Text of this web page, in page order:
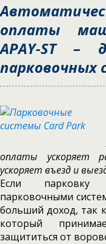
оплаты
APAY-ST –
парковочных
оплаты ускоряет
ускоряет въезд и
Если парковку
парковочными
больший доход, так
который
защититься от